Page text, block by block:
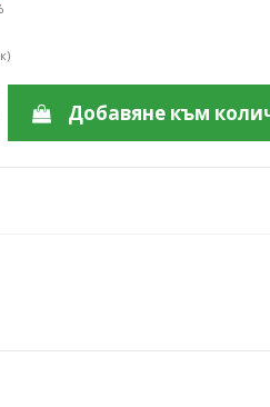
Добавяне към